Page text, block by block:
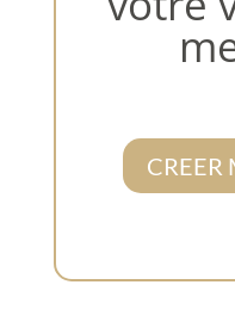
CREER